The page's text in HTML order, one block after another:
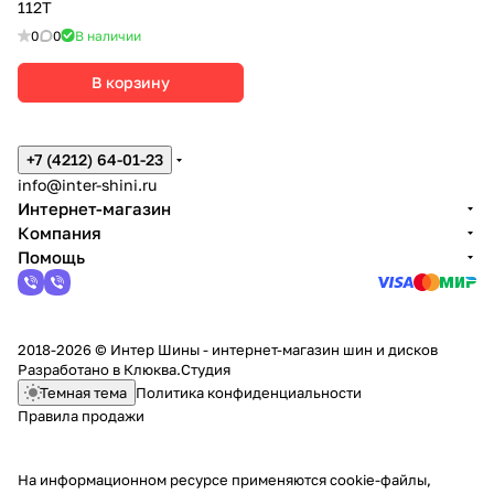
112T
0 0 В наличии
В корзину
+7 (4212) 64-01-23
info@inter-shini.ru
Интернет-магазин
Компания
Помощь
2018-2026 © Интер Шины - интернет-магазин шин и дисков
Разработано в Клюква.Студия
Темная тема Политика конфиденциальности
Правила продажи
На информационном ресурсе применяютсяcookie-файлы,